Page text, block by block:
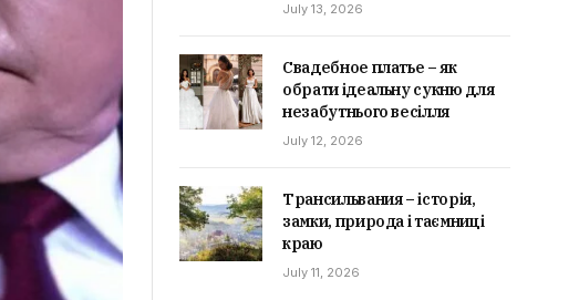
July 13, 2026
Свадебное платье – як
обрати ідеальну сукню для
незабутнього весілля
July 12, 2026
Трансильвания – історія,
замки, природа і таємниці
краю
July 11, 2026